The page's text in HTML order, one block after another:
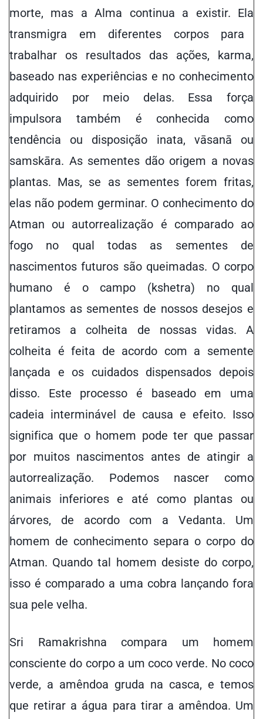
morte, mas a Alma continua a existir. Ela
transmigra em diferentes corpos para
trabalhar os resultados das ações, karma,
baseado nas experiências e no conhecimento
adquirido por meio delas. Essa força
impulsora também é conhecida como
tendência ou disposição inata, vāsanā ou
samskāra. As sementes dão origem a novas
plantas. Mas, se as sementes forem fritas,
elas não podem germinar. O conhecimento do
Atman ou autorrealização é comparado ao
fogo no qual todas as sementes de
nascimentos futuros são queimadas. O corpo
humano é o campo (kshetra) no qual
plantamos as sementes de nossos desejos e
retiramos a colheita de nossas vidas. A
colheita é feita de acordo com a semente
lançada e os cuidados dispensados ​​depois
disso. Este processo é baseado em uma
cadeia interminável de causa e efeito. Isso
significa que o homem pode ter que passar
por muitos nascimentos antes de atingir a
autorrealização. Podemos nascer como
animais inferiores e até como plantas ou
árvores, de acordo com a Vedanta. Um
homem de conhecimento separa o corpo do
Atman. Quando tal homem desiste do corpo,
isso é comparado a uma cobra lançando fora
sua pele velha.
Sri Ramakrishna compara um homem
consciente do corpoa um coco verde. No coco
verde, a amêndoa gruda na casca, e temos
que retirar a água para tirar a amêndoa. Um